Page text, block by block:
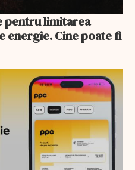
pentru limitarea
energie. Cine poate fi